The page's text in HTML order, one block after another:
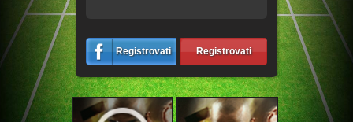
Registrovati Registrovati